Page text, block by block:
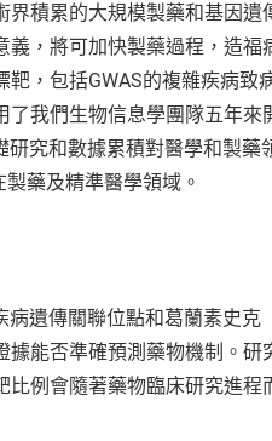
積累的大規模製藥和基因
，將可加快製藥過程，造
，包括GWAS的複雜疾病致
我們生物信息學團隊五年
究和數據累積對醫學和製
藥及精準醫學領域。
遺傳關聯位點和葛蘭素史克
能否準確預測藥物機制。
例會隨著藥物臨床研究進程